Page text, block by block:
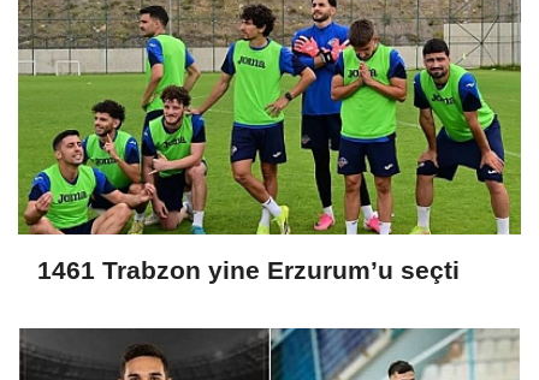
1461 Trabzon yine Erzurum’u seçti